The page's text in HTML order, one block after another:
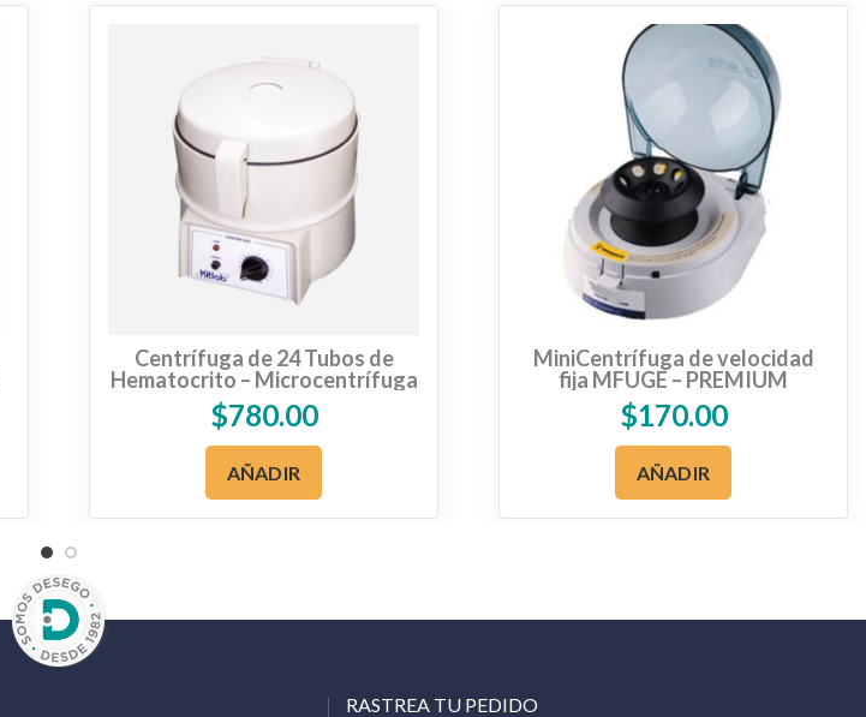
Centrífuga de 24 Tubos de
Hematocrito – Microcentrífuga
CHK-24
$780.00
AÑADIR
MiniCentrífuga de velocidad
fija MFUGE – PREMIUM
$170.00
AÑADIR
RASTREA TU PEDIDO